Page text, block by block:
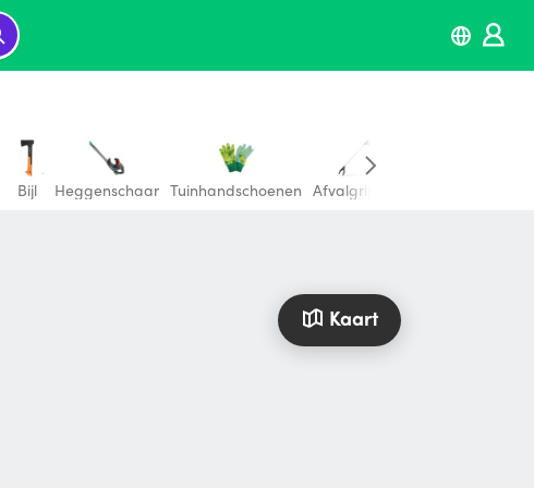
Bijl Heggenschaar Tuinhandschoenen Afvalgrijper
Kaart